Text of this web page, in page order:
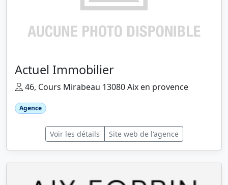
Actuel Immobilier
46, Cours Mirabeau 13080 Aix en provence
Agence
Voir les détails Site web de l'agence